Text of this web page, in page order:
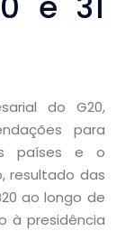
do G20,
para
países e o
resultado das
ao longo de
à presidência